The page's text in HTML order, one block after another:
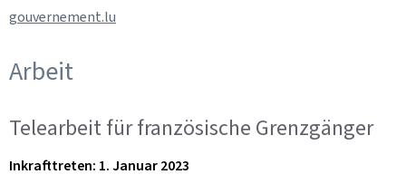
gouvernement.lu
Arbeit
Telearbeit für französische Grenzgänger
Inkrafttreten: 1. Januar 2023